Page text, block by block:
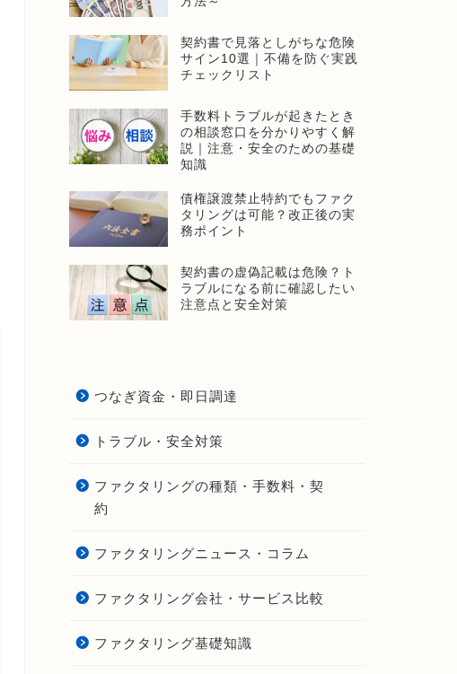
契約書で見落としがちな危険
サイン10選｜不備を防ぐ実践
チェックリスト
手数料トラブルが起きたとき
の相談窓口を分かりやすく解
説｜注意・安全のための基礎
知識
債権譲渡禁止特約でもファク
タリングは可能？改正後の実
務ポイント
契約書の虚偽記載は危険？ト
ラブルになる前に確認したい
注意点と安全対策
つなぎ資金・即日調達
トラブル・安全対策
ファクタリングの種類・手数料・契
約
ファクタリングニュース・コラム
ファクタリング会社・サービス比較
ファクタリング基礎知識